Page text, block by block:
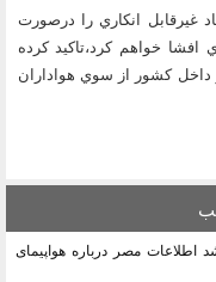
غيرقابل انكاري را درصورت
خواهم كرد،‌تاكيد كرده
كشور از سوي هواداران
اطلاعات مصر درباره هواپیمای